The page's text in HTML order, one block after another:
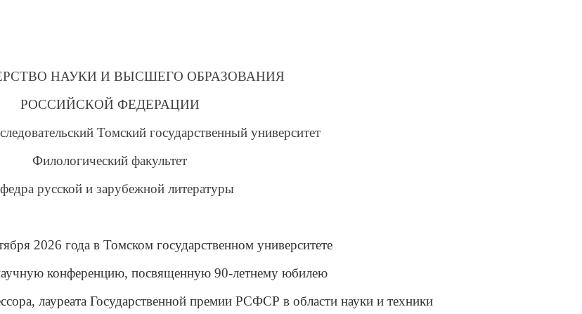
НАУКИ И ВЫСШЕГО ОБРАЗОВАНИЯ
РОССИЙСКОЙ ФЕДЕРАЦИИ
Томский государственный университет
Филологический факультет
русской и зарубежной литературы
2026 года в Томском государственном университете
конференцию, посвященную 90-летнему юбилею
лауреата Государственной премии РСФСР в области науки и техники